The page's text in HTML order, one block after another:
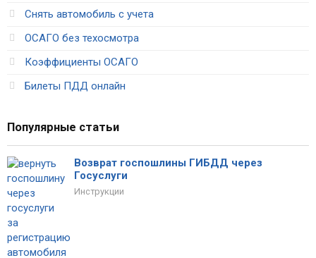
Снять автомобиль с учета
ОСАГО без техосмотра
Коэффициенты ОСАГО
Билеты ПДД онлайн
Популярные статьи
Возврат госпошлины ГИБДД через
Госуслуги
Инструкции